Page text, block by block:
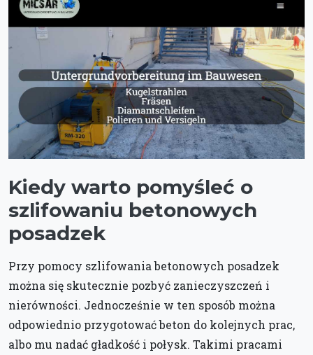
Kiedy warto pomyśleć o
szlifowaniu betonowych
posadzek
Przy pomocy szlifowania betonowych posadzek
można się skutecznie pozbyć zanieczyszczeń i
nierówności. Jednocześnie w ten sposób można
odpowiednio przygotować beton do kolejnych prac,
albo mu nadać gładkość i połysk. Takimi pracami